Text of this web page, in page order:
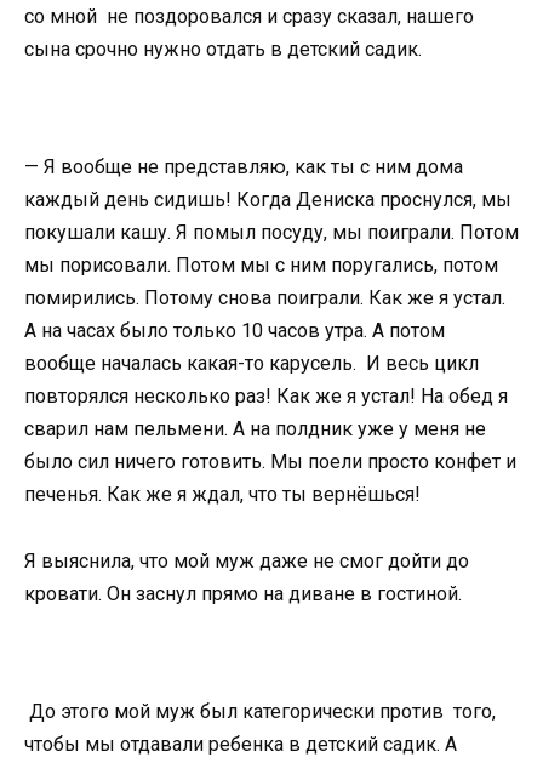
со мной не поздоровался и сразу сказал, нашего
сына срочно нужно отдать в детский садик.
— Я вообще не представляю, как ты с ним дома
каждый день сидишь! Когда Дениска проснулся, мы
покушали кашу. Я помыл посуду, мы поиграли. Потом
мы порисовали. Потом мы с ним поругались, потом
помирились. Потому снова поиграли. Как же я устал.
А на часах было только 10 часов утра. А потом
вообще началась какая-то карусель. И весь цикл
повторялся несколько раз! Как же я устал! На обед я
сварил нам пельмени. А на полдник уже у меня не
было сил ничего готовить. Мы поели просто конфет и
печенья. Как же я ждал, что ты вернёшься!
Я выяснила, что мой муж даже не смог дойти до
кровати. Он заснул прямо на диване в гостиной.
До этого мой муж был категорически против того,
чтобы мы отдавали ребенка в детский садик. А